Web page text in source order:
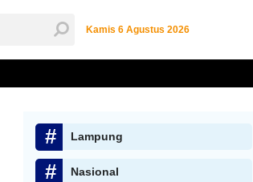
Kamis 6 Agustus 2026
Lampung
Nasional